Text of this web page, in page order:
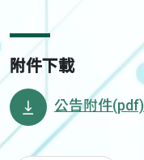
附件下載
公告附件(pdf)